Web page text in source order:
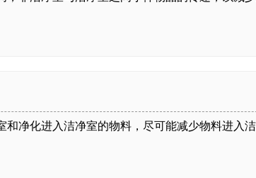
化进入洁净室的物料，尽可能减少物料进入